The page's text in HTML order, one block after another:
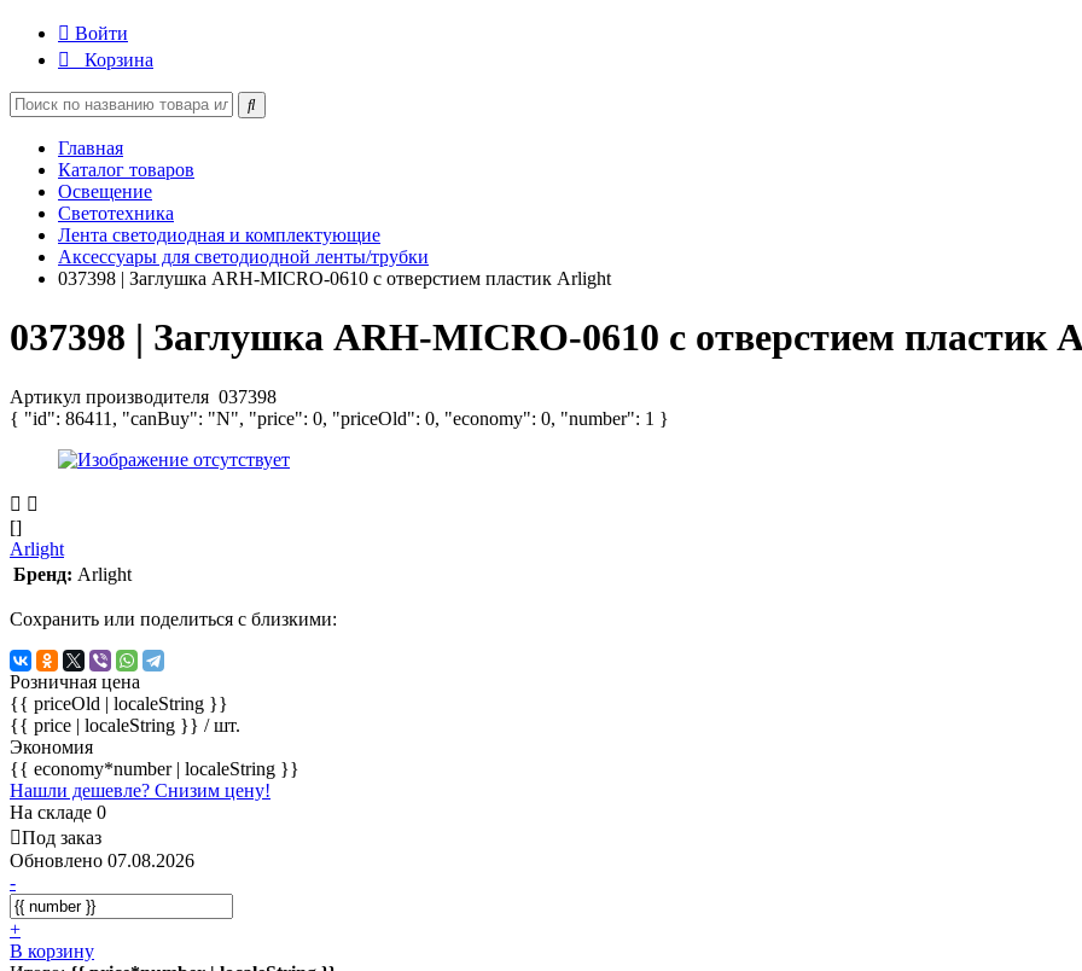
Войти
Корзина
Главная
Каталог товаров
Освещение
Светотехника
Лента светодиодная и комплектующие
Аксессуары для светодиодной ленты/трубки
037398 | Заглушка ARH-MICRO-0610 с отверстием пластик Arlight
037398 | Заглушка ARH-MICRO-0610 с отверстием пластик
Артикул производителя 037398
{ "id": 86411, "canBuy": "N", "price": 0, "priceOld": 0, "economy": 0, "number": 1 }
[]
Arlight
Бренд: Arlight
Сохранить или поделиться с близкими:
Розничная цена
{{ priceOld | localeString }}
{{ price | localeString }} / шт.
Экономия
{{ economy*number | localeString }}
Нашли дешевле? Снизим цену!
На складе 0
Под заказ
Обновлено 07.08.2026
-
+
В корзину